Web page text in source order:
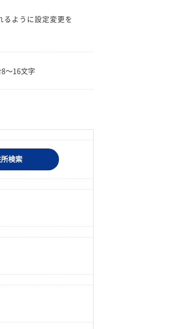
ように設定変更を
〜16文字
検索